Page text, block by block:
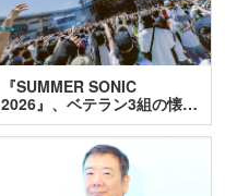
『SUMMER SONIC
2026』、ベテラン3組の懐…